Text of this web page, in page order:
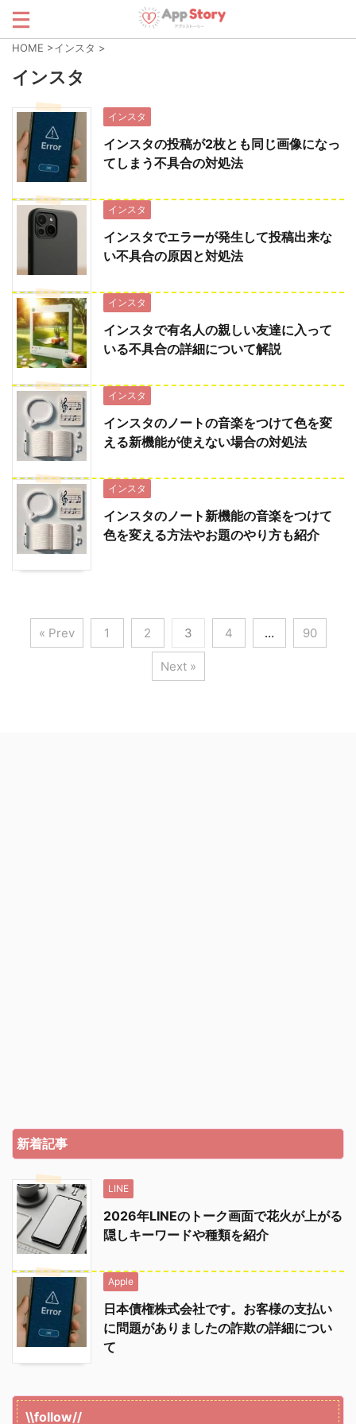
HOME >インスタ >
インスタ
インスタ
インスタの投稿が2枚とも同じ画像になっ
てしまう不具合の対処法
インスタ
インスタでエラーが発生して投稿出来な
い不具合の原因と対処法
インスタ
インスタで有名人の親しい友達に入って
いる不具合の詳細について解説
インスタ
インスタのノートの音楽をつけて色を変
える新機能が使えない場合の対処法
インスタ
インスタのノート新機能の音楽をつけて
色を変える方法やお題のやり方も紹介
« Prev 1 2 3 4 … 90
Next »
新着記事
LINE
2026年LINEのトーク画面で花火が上がる
隠しキーワードや種類を紹介
Apple
日本債権株式会社です。お客様の支払い
に問題がありましたの詐欺の詳細につい
て
\\follow//